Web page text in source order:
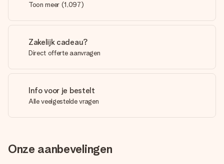
Toon meer (1,097)
Zakelijk cadeau?
Direct offerte aanvragen
Info voor je bestelt
Alle veelgestelde vragen
Onze aanbevelingen